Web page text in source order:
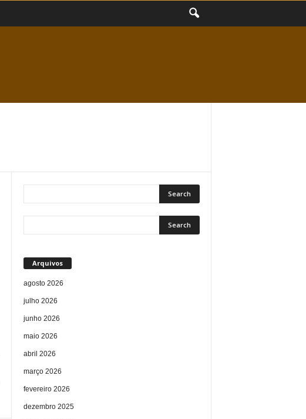
Arquivos
agosto 2026
julho 2026
junho 2026
maio 2026
abril 2026
março 2026
fevereiro 2026
dezembro 2025